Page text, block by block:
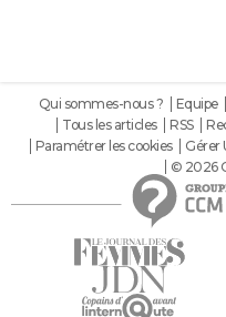
Qui sommes-nous ? Equipe
Tous les articles
RSS
Paramétrer les cookies
Gérer
© 2026